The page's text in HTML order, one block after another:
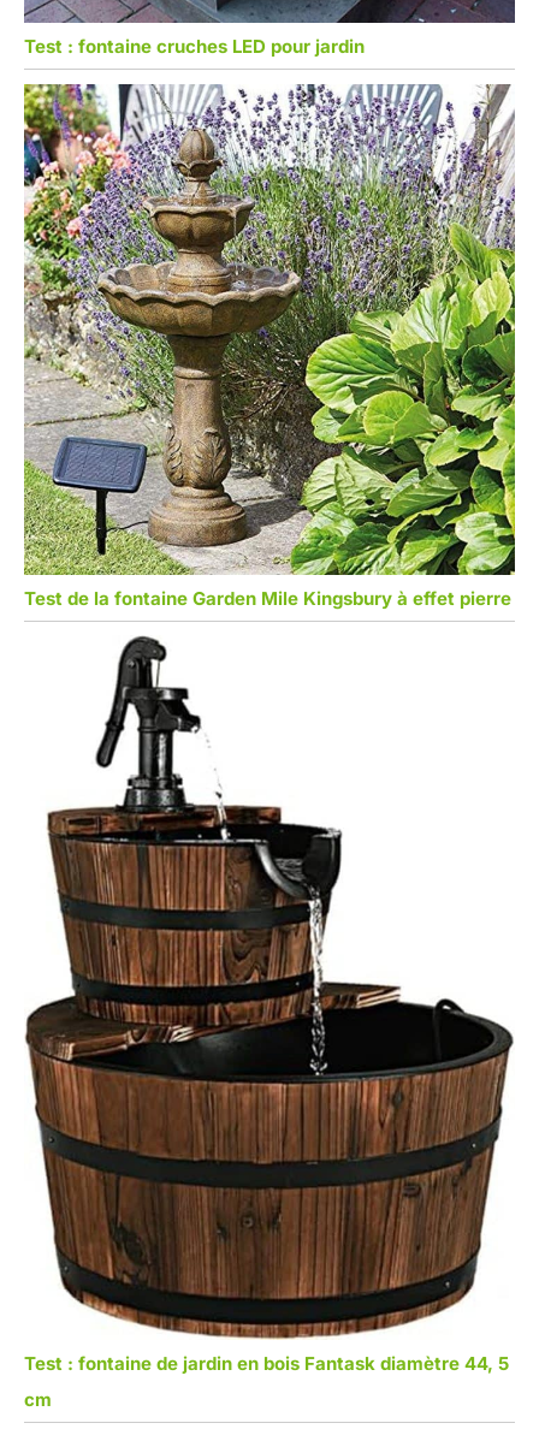
Test : fontaine cruches LED pour jardin
Test de la fontaine Garden Mile Kingsbury à effet pierre
Test : fontaine de jardin en bois Fantask diamètre 44, 5
cm